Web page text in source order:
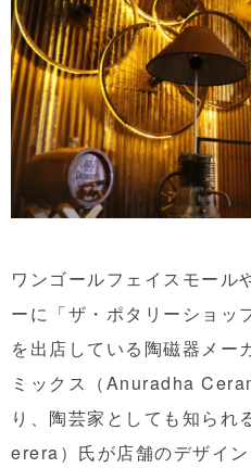
ワンゴールフェイスモール
ーに「ザ・ポタリーショッ
を出店している陶磁器メー
ミックス（Anuradha
り、陶芸家としても知ら
erera）氏が店舗のデザイン